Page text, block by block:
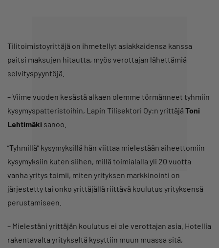
Tilitoimistoyrittäjä on ihmetellyt asiakkaidensa kanssa
paitsi maksujen hitautta, myös verottajan lähettämiä
selvityspyyntöjä.
– Viime vuoden kesästä alkaen olemme törmänneet tyhmiin
kysymyspatteristoihin, Lapin Tilisektori Oy:n yrittäjä Toni
Lehtimäki sanoo.
”Tyhmillä” kysymyksillä hän viittaa mielestään aiheettomiin
kysymyksiin kuten siihen, millä toimialalla yli 20 vuotta
vanha yritys toimii, miten yrityksen markkinointi on
järjestetty tai onko yrittäjällä riittävä koulutus yrityksensä
perustamiseen.
– Mielestäni yrittäjän koulutus ei ole verottajan asia. Hotellia
rakentavalta yritykseltä kysyttiin muun muassa sitä,